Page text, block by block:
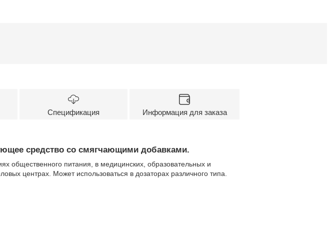
Спецификация Информация для заказа
средство со смягчающими добавками.
общественного питания, в медицинских, образовательных и
центрах. Может использоваться в дозаторах различного типа.